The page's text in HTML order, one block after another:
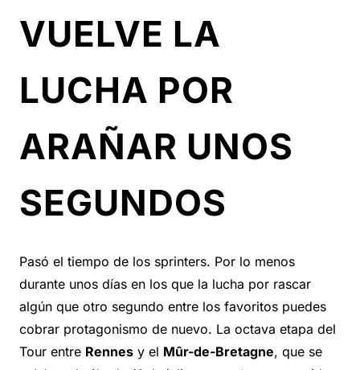
VUELVE LA
LUCHA POR
ARAÑAR UNOS
SEGUNDOS
Pasó el tiempo de los sprinters. Por lo menos
durante unos días en los que la lucha por rascar
algún que otro segundo entre los favoritos puedes
cobrar protagonismo de nuevo. La octava etapa del
Tour entre Rennes y el Mûr-de-Bretagne, que se